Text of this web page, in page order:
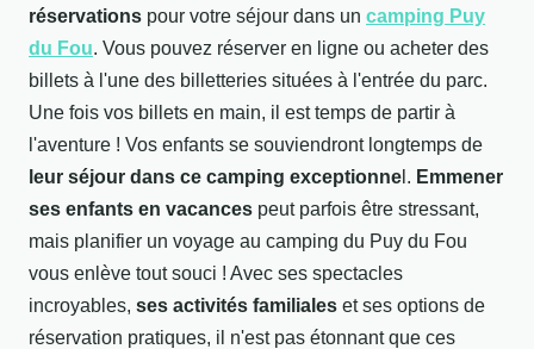
réservations pour votre séjour dans un camping Puy
du Fou. Vous pouvez réserver en ligne ou acheter des
billets à l'une des billetteries situées à l'entrée du parc.
Une fois vos billets en main, il est temps de partir à
l'aventure ! Vos enfants se souviendront longtemps de
leur séjour dans ce camping exceptionne l. Emmener
ses enfants en vacances peut parfois être stressant,
mais planifier un voyage au camping du Puy du Fou
vous enlève tout souci ! Avec ses spectacles
incroyables, ses activités familiales et ses options de
réservation pratiques, il n'est pas étonnant que ces